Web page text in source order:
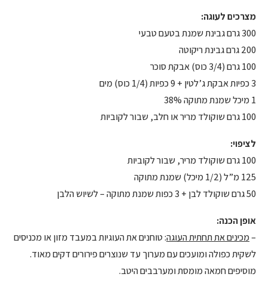
מצרכים לעוגה:
300 גרם גבינת שמנת בטעם טבעי
200 גרם גבינת ריקוטה
100 גרם (3/4 כוס) אבקת סוכר
3 כפיות אבקת ג’לטין + 9 כפיות (1/4 כוס) מים
1 מיכל שמנת מתוקה 38%
100 גרם שוקולד מריר או חלב, שבור לקוביות
לציפוי:
100 גרם שוקולד מריר, שבור לקוביות
125 מ”ל (1/2 מיכל) שמנת מתוקה
50 גרם שוקולד לבן + 3 כפות שמנת מתוקה – לשיוש הלבן
אופן הכנה:
–מכינים את תחתית העוגה: טוחנים את העוגיות במעבד מזון או מכניסים
לשקית כפולה ומועכים עם מערוך עד שנוצרים פירורים דקים מאוד.
מוסיפים חמאה מומסת ומערבבים היטב.